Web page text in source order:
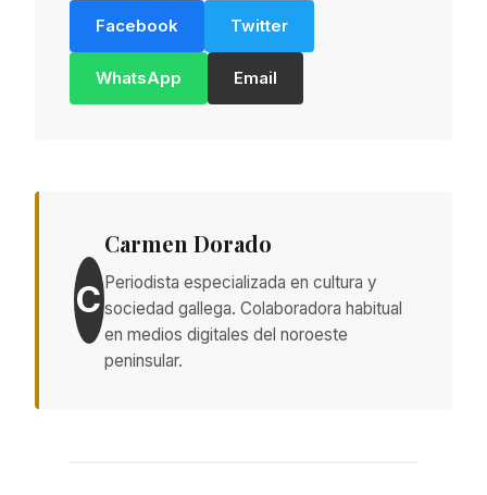
Facebook Twitter
WhatsApp Email
C
Carmen Dorado
Periodista especializada en cultura y
sociedad gallega. Colaboradora habitual
en medios digitales del noroeste
peninsular.